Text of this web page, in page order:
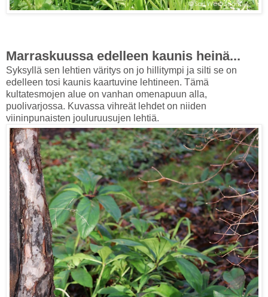
Marraskuussa edelleen kaunis heinä...
Syksyllä sen lehtien väritys on jo hillitympi ja silti se on
edelleen tosi kaunis kaartuvine lehtineen. Tämä
kultatesmojen alue on vanhan omenapuun alla,
puolivarjossa. Kuvassa vihreät lehdet on niiden
viininpunaisten jouluruusujen lehtiä.